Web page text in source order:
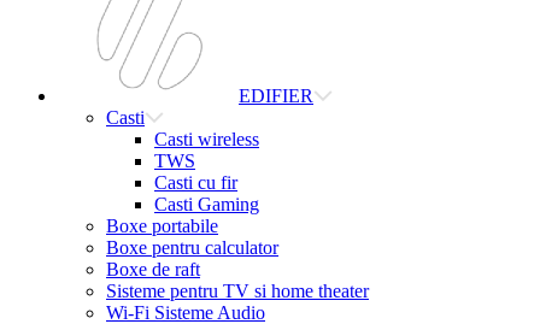
EDIFIER
Casti
Casti wireless
TWS
Casti cu fir
Casti Gaming
Boxe portabile
Boxe pentru calculator
Boxe de raft
Sisteme pentru TV si home theater
Wi-Fi Sisteme Audio